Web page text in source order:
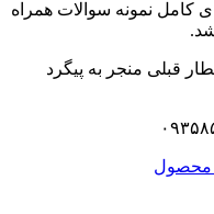
کامل نمونه سوالات همراه
قبلی منجر به پیگرد
محصول